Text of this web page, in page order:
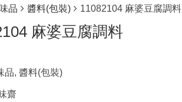
品 醬料(包裝) 11082104 麻婆豆腐調料
麻婆豆腐調料
品, 醬料(包裝)
齋